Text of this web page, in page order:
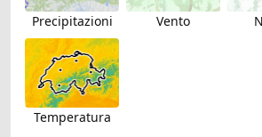
Precipitazioni Vento
Temperatura